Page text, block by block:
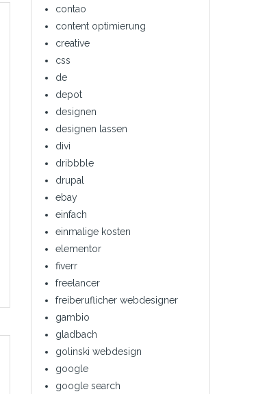
contao
content optimierung
creative
css
de
depot
designen
designen lassen
divi
dribbble
drupal
ebay
einfach
einmalige kosten
elementor
fiverr
freelancer
freiberuflicher webdesigner
gambio
gladbach
golinski webdesign
google
google search